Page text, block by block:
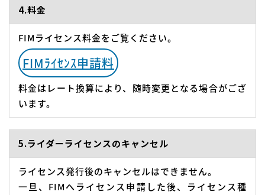
4.料金
FIMライセンス料金をご覧ください。
FIMﾗｲｾﾝｽ申請料
料金はレート換算により、随時変更となる場合がござ
います。
5.ライダーライセンスのキャンセル
ライセンス発行後のキャンセルはできません。
一旦、FIMへライセンス申請した後、ライセンス種